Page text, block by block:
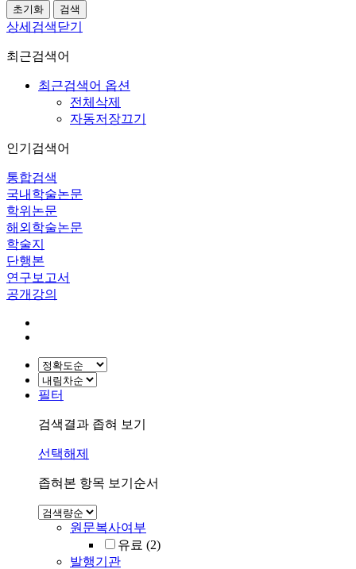
상세검색닫기
최근검색어
최근검색어 옵션
전체삭제
자동저장끄기
인기검색어
통합검색
국내학술논문
학위논문
해외학술논문
학술지
단행본
연구보고서
공개강의
필터
검색결과 좁혀 보기
선택해제
좁혀본 항목 보기순서
원문복사여부
유료 (2)
발행기관